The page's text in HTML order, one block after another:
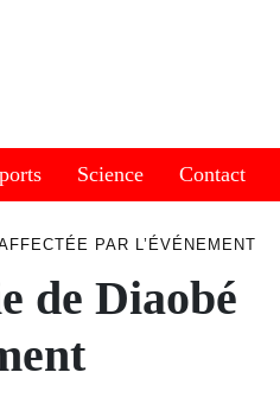
Science Contact
PAR L’ÉVÉNEMENT
de Diaobé